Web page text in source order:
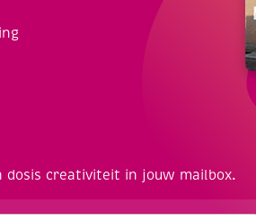
creativiteit in jouw mailbox.